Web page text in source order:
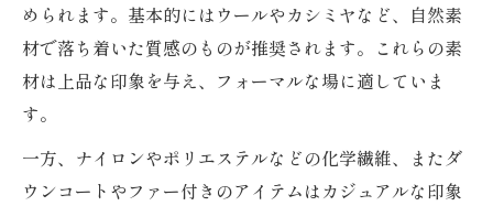
められます。基本的にはウールやカシミヤなど、自然素
材で落ち着いた質感のものが推奨されます。これらの素
材は上品な印象を与え、フォーマルな場に適していま
す。
一方、ナイロンやポリエステルなどの化学繊維、またダ
ウンコートやファー付きのアイテムはカジュアルな印象